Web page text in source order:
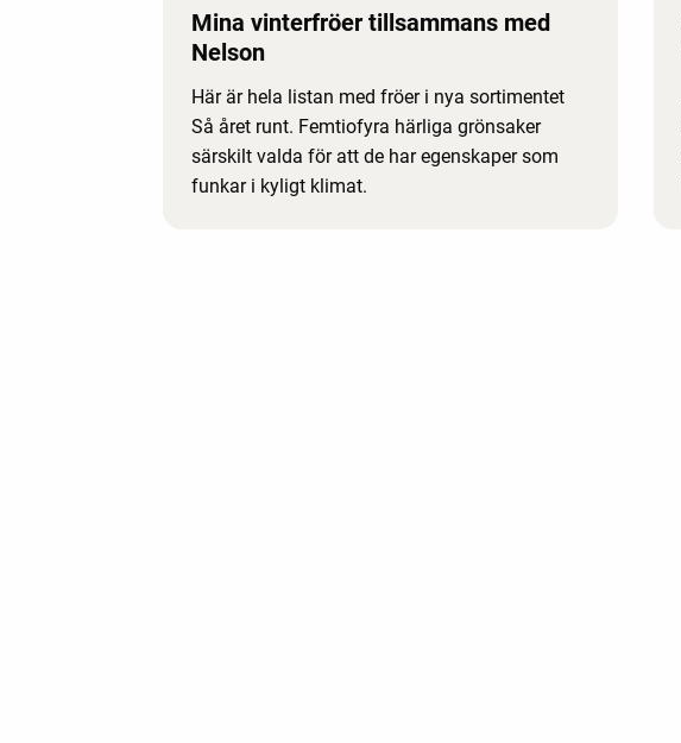
Mina vinterfröer tillsammans med
Nelson
Här är hela listan med fröer i nya sortimentet
Så året runt. Femtiofyra härliga grönsaker
särskilt valda för att de har egenskaper som
funkar i kyligt klimat.